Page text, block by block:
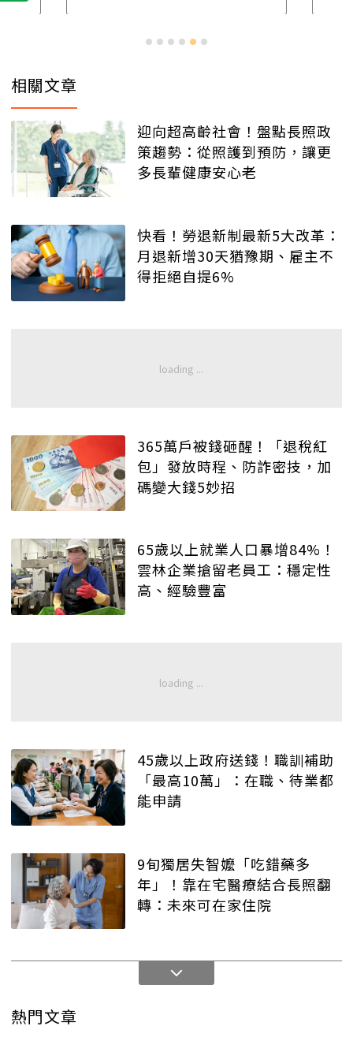
相關文章
迎向超高齡社會！盤點長照政
策趨勢：從照護到預防，讓更
多長輩健康安心老
快看！勞退新制最新5大改革：
月退新增30天猶豫期、雇主不
得拒絕自提6%
365萬戶被錢砸醒！「退稅紅
包」發放時程、防詐密技，加
碼變大錢5妙招
65歲以上就業人口暴增84%！
雲林企業搶留老員工：穩定性
高、經驗豐富
45歲以上政府送錢！職訓補助
「最高10萬」：在職、待業都
能申請
9旬獨居失智嬤「吃錯藥多
年」！靠在宅醫療結合長照翻
轉：未來可在家住院
熱門文章